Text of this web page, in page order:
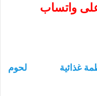
على واتساب
غذائية
لحوم